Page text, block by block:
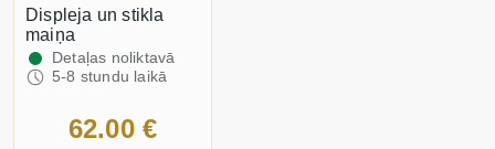
Displeja un stikla
maiņa
Detaļas noliktavā
5-8 stundu laikā
62.00 €